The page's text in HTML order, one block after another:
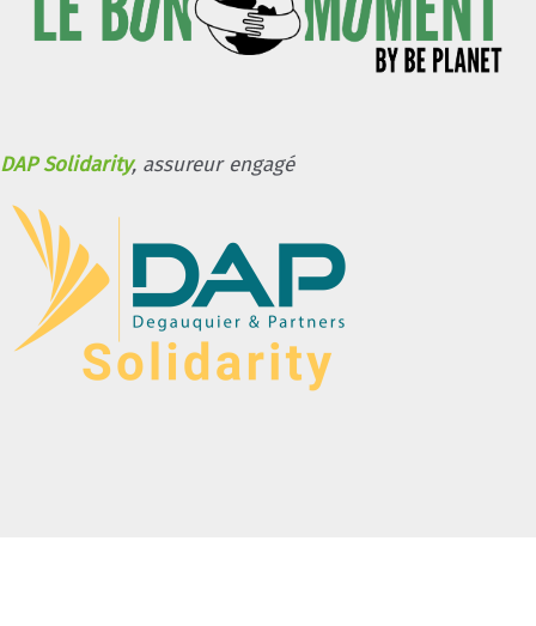
DAP Solidarity, assureur engagé